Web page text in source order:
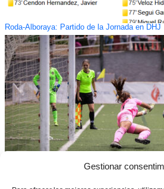
Gestionar
Roda-Alboraya: Partido de la Jornada en DHJ